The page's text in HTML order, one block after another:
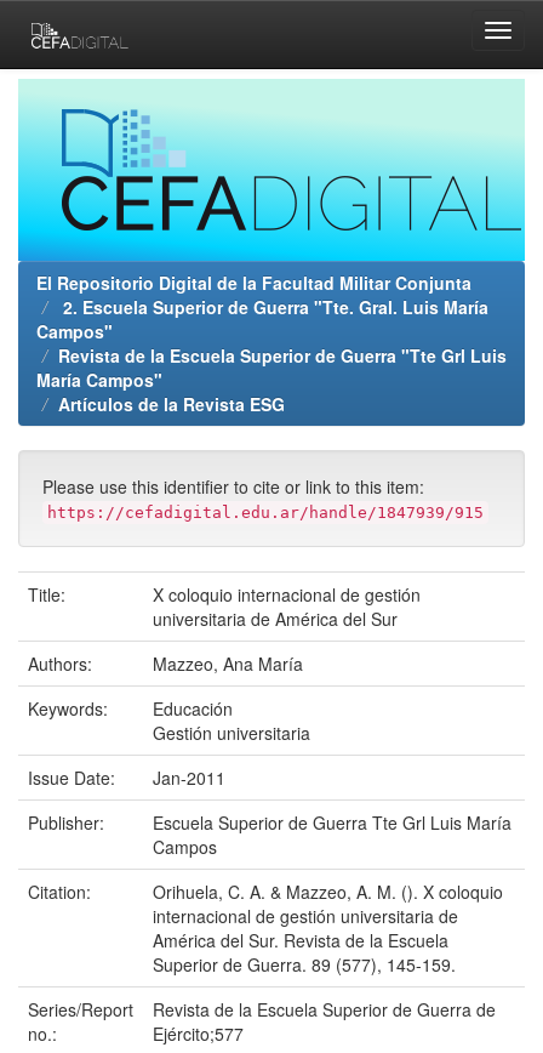
navigation
El Repositorio Digital de la Facultad Militar Conjunta
2. Escuela Superior de Guerra "Tte. Gral. Luis María
Campos"
Revista de la Escuela Superior de Guerra "Tte Grl Luis
María Campos"
Artículos de la Revista ESG
Please use this identifier to cite or link to this item:
https://cefadigital.edu.ar/handle/1847939/915
Title:
X coloquio internacional de gestión
universitaria de América del Sur
Authors:
Mazzeo, Ana María
Keywords:
Educación
Gestión universitaria
Issue Date:
Jan-2011
Publisher:
Escuela Superior de Guerra Tte Grl Luis María
Campos
Citation:
Orihuela, C. A. & Mazzeo, A. M. (). X coloquio
internacional de gestión universitaria de
América del Sur. Revista de la Escuela
Superior de Guerra. 89 (577), 145-159.
Series/Report
no.:
Revista de la Escuela Superior de Guerra de
Ejército;577